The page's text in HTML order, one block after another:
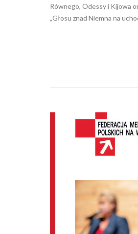
Równego, Odessy i Kijowa
„Głosu znad Niemna na